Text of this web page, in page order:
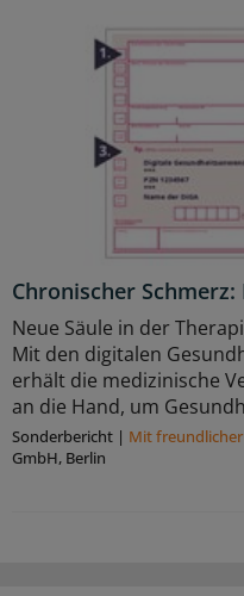
Chronischer
Neue Säule in der
Mit den digitalen
erhält die medizinische
an die Hand, um
Sonderbericht | Mit
GmbH, Berlin